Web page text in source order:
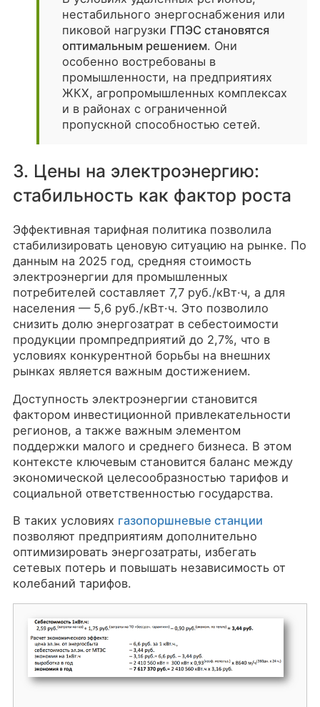
нестабильного энергоснабжения или
пиковой нагрузки ГПЭС становятся
оптимальным решением. Они
особенно востребованы в
промышленности, на предприятиях
ЖКХ, агропромышленных комплексах
и в районах с ограниченной
пропускной способностью сетей.
3. Цены на электроэнергию:
стабильность как фактор роста
Эффективная тарифная политика позволила
стабилизировать ценовую ситуацию на рынке. По
данным на 2025 год, средняя стоимость
электроэнергии для промышленных
потребителей составляет 7,7 руб./кВт·ч, а для
населения — 5,6 руб./кВт·ч. Это позволило
снизить долю энергозатрат в себестоимости
продукции промпредприятий до 2,7%, что в
условиях конкурентной борьбы на внешних
рынках является важным достижением.
Доступность электроэнергии становится
фактором инвестиционной привлекательности
регионов, а также важным элементом
поддержки малого и среднего бизнеса. В этом
контексте ключевым становится баланс между
экономической целесообразностью тарифов и
социальной ответственностью государства.
В таких условиях газопоршневые станции
позволяют предприятиям дополнительно
оптимизировать энергозатраты, избегать
сетевых потерь и повышать независимость от
колебаний тарифов.